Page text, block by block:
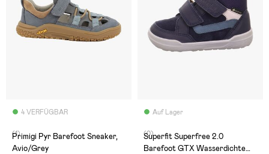
4 VERFÜGBAR
(1)
Primigi Pyr Barefoot Sneaker,
Avio/Grey
Auf Lager
(0)
Superfit Superfree 2.0
Barefoot GTX Wasserdichte